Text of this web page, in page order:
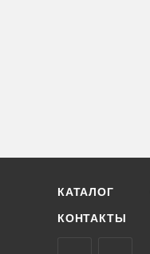
КАТАЛОГ
КОНТАКТЫ